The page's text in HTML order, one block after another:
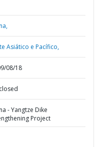
Asiático e Pacífico,
08/18
- Yangtze Dike
Project